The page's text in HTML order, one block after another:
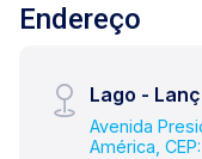
Endereço
Lago -
Avenida
América, CEP: